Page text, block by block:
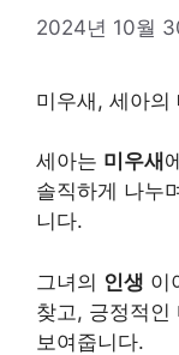
2024년 10월
미우새, 세아의
세아는 미우새
솔직하게 나누
니다.
그녀의 인생 이
찾고, 긍정적인
보여줍니다.